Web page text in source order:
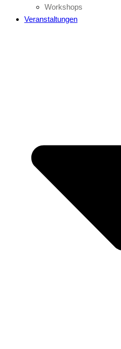
Workshops
Veranstaltungen